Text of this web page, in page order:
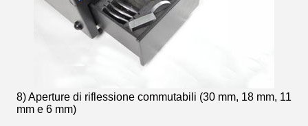
8) Aperture di riflessione commutabili (30 mm, 18 mm, 11
mm e 6 mm)